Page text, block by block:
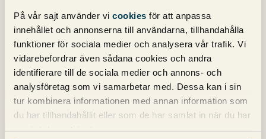
På vår sajt använder vi cookies för att anpassa
innehållet och annonserna till användarna, tillhandahålla
funktioner för sociala medier och analysera vår trafik. Vi
vidarebefordrar även sådana cookies och andra
identifierare till de sociala medier och annons- och
analysföretag som vi samarbetar med. Dessa kan i sin
tur kombinera informationen med annan information som
du har tillhandahållit eller som de har samlat in när du har
Jonny
skriver:
23 augusti 2016 kl. 08:37
Väldigt fin pod och riktigt bra bok!
Michael Wahlgren skriver:
24 augusti 2016 kl. 08:51